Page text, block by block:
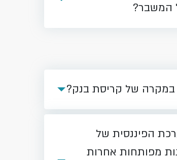
המשבר?
במקרה של קריסת בנק?
הפיננסית של
מפותחות אחרות